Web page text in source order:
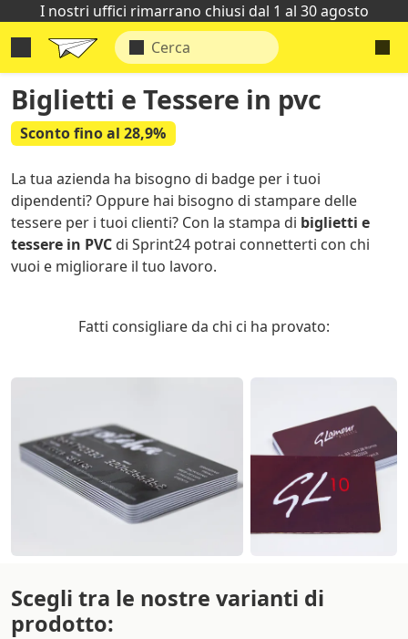
I nostri uffici rimarrano chiusi dal 1 al 30 agosto
Biglietti e Tessere in pvc
Sconto fino al 28,9%
La tua azienda ha bisogno di badge per i tuoi
dipendenti? Oppure hai bisogno di stampare delle
tessere per i tuoi clienti? Con la stampa di biglietti e
tessere in PVC di Sprint24 potrai connetterti con chi
vuoi e migliorare il tuo lavoro.
Fatti consigliare da chi ci ha provato:
Scegli tra le nostre varianti di
prodotto: